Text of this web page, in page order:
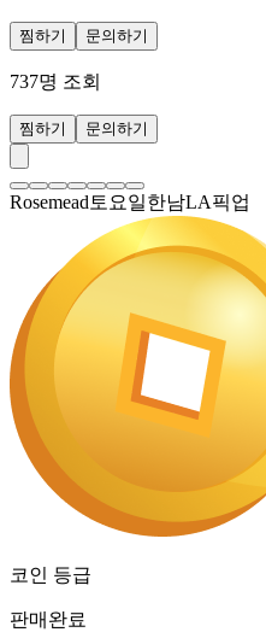
찜하기 문의하기
737명 조회
찜하기 문의하기
Rosemead토요일한남LA픽업
코인 등급
판매완료